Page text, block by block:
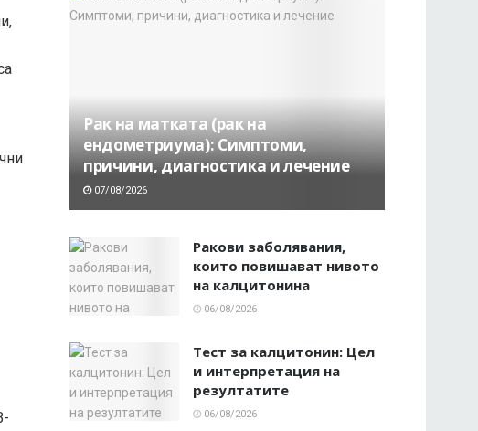
Рак на матката (рак на
ендометриума): Симптоми,
причини, диагностика и лечение
07/08/2026
Ракови заболявания,
които повишават нивото
на калцитонина
06/08/2026
Тест за калцитонин: Цел
и интерпретация на
резултатите
06/08/2026